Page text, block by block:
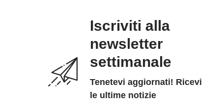
Iscriviti alla
newsletter
settimanale
Tenetevi aggiornati! Ricevi
le ultime notizie